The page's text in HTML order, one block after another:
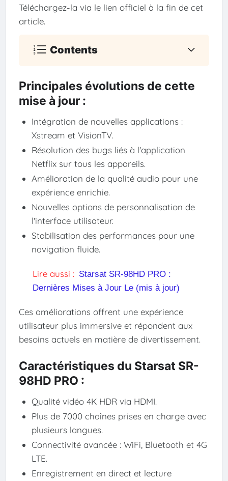
Téléchargez-la via le lien officiel à la fin de cet
article.
Contents
Principales évolutions de cette
mise à jour :
Intégration de nouvelles applications :
Xstream et VisionTV.
Résolution des bugs liés à l'application
Netflix sur tous les appareils.
Amélioration de la qualité audio pour une
expérience enrichie.
Nouvelles options de personnalisation de
l'interface utilisateur.
Stabilisation des performances pour une
navigation fluide.
Lire aussi : Starsat SR-98HD PRO :
Dernières Mises à Jour Le (mis à jour)
Ces améliorations offrent une expérience
utilisateur plus immersive et répondent aux
besoins actuels en matière de divertissement.
Caractéristiques du Starsat SR-
98HD PRO :
Qualité vidéo 4K HDR via HDMI.
Plus de 7000 chaînes prises en charge avec
plusieurs langues.
Connectivité avancée : WiFi, Bluetooth et 4G
LTE.
Enregistrement en direct et lecture